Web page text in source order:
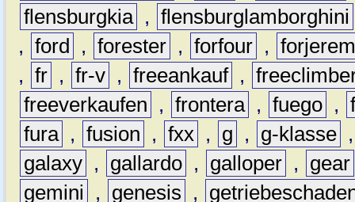
flensburgkia , flensburglamborghini
, ford , forester , forfour ,
, fr , fr-v , freeankauf ,
freeverkaufen
, frontera , fuego ,
fura , fusion , fxx , g , g-klasse
galaxy , gallardo , galloper ,
gear
gemini
, genesis ,